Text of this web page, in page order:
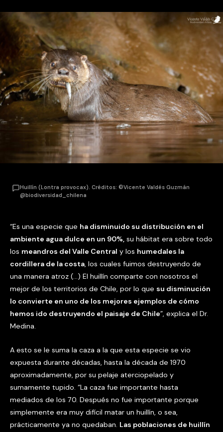
Huillín (Lontra provocax). Créditos: ©Vicente Valdés Guzmán
@biodiversidad_chilena
“Es una especie que ha disminuido su distribución en el
ambiente agua dulce en un 90%, su hábitat era sobre todo
los meandros del Valle Central y los humedales la
cordillera de la costa, los cuales fuimos destruyendo de
una manera atroz (…) El huillín comparte con nosotros el
mejor de los territorios de Chile, por lo que su disminución
lo convierte en uno de los mejores ejemplos de cómo
hemos ido destruyendo el paisaje de Chile”, explica el Dr.
Medina.
A esto se le suma la caza a la que esta especie se vio
expuesta durante décadas, hasta la década de 1970
aproximadamente, por su pelaje aterciopelado y
sumamente tupido. “La caza fue importante hasta
mediados de los 70. Después no fue importante porque
simplemente era muy difícil matar un huillín, o sea,
prácticamente ya no quedaban. Las poblaciones de huillín